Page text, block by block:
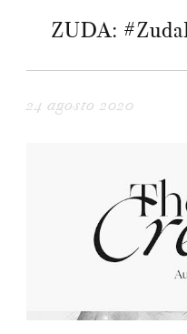
ZUDA:
24 agosto 2020